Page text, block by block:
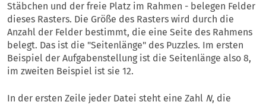
Stäbchen und der freie Platz im Rahmen - belegen Felder
dieses Rasters. Die Größe des Rasters wird durch die
Anzahl der Felder bestimmt, die eine Seite des Rahmens
belegt. Das ist die "Seitenlänge" des Puzzles. Im ersten
Beispiel der Aufgabenstellung ist die Seitenlänge also 8,
im zweiten Beispiel ist sie 12.
In der ersten Zeile jeder Datei steht eine Zahl N, die